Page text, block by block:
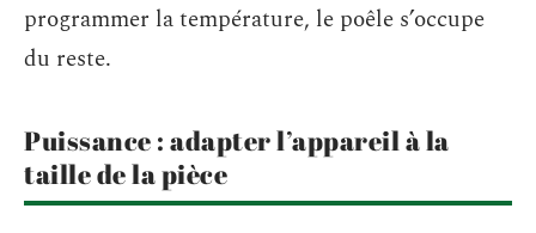
programmer la température, le poêle s’occupe
du reste.
Puissance : adapter l’appareil à la
taille de la pièce